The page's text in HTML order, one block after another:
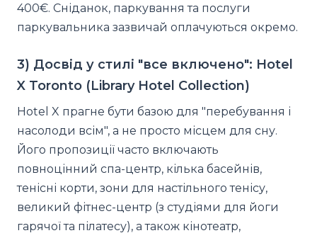
400€. Сніданок, паркування та послуги
паркувальника зазвичай оплачуються окремо.
3) Досвід у стилі "все включено": Hotel
X Toronto (Library Hotel Collection)
Hotel X прагне бути базою для "перебування і
насолоди всім", а не просто місцем для сну.
Його пропозиції часто включають
повноцінний спа-центр, кілька басейнів,
тенісні корти, зони для настільного тенісу,
великий фітнес-центр (з студіями для йоги
гарячої та пілатесу), а також кінотеатр,